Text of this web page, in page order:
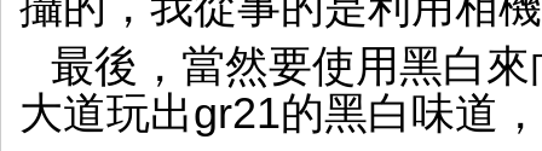
最後，當然要使用黑白
大道玩出gr21的黑白味道